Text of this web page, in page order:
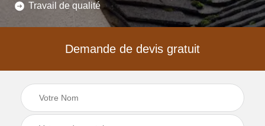
Travail de qualité
Demande de devis gratuit